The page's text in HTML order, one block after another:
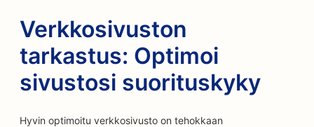
Verkkosivuston
tarkastus: Optimoi
sivustosi suorituskyky
Hyvin optimoitu verkkosivusto on tehokkaan